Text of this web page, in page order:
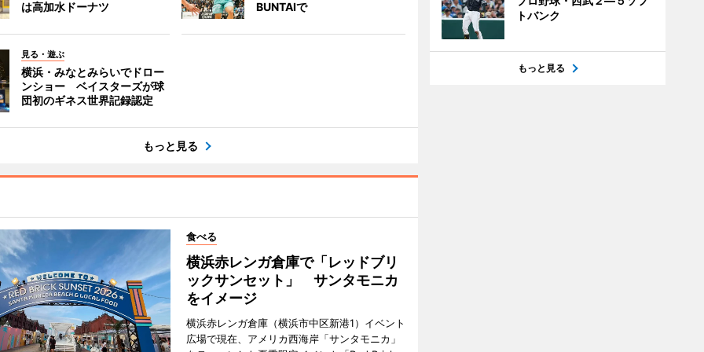
は高加水ドーナツ BUNTAIで
見る・遊ぶ
横浜・みなとみらいでドロー
ンショー ベイスターズが球
団初のギネス世界記録認定
もっと見る
食べる
横浜赤レンガ倉庫で「レッドブリ
ックサンセット」 サンタモニカ
をイメージ
横浜赤レンガ倉庫（横浜市中区新港1）イベント
広場で現在、アメリカ西海岸「サンタモニカ」
トバンク
もっと見る